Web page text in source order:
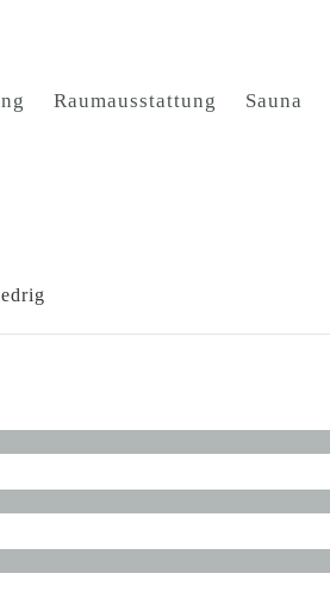
Raumausstattung Sauna